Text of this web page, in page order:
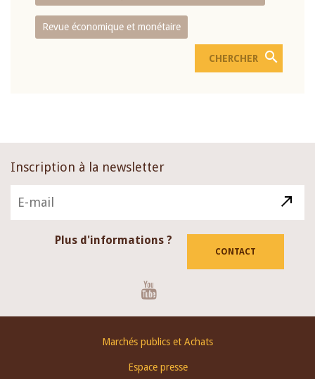
Revue économique et monétaire
Inscription à la newsletter
Plus d'informations ?
CONTACT
Marchés publics et Achats
Espace presse